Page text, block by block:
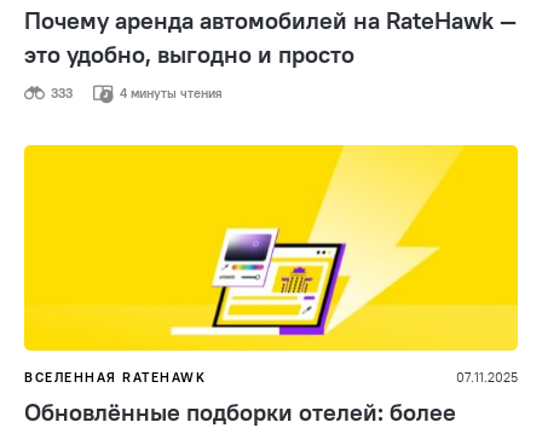
Почему аренда автомобилей на RateHawk —
это удобно, выгодно и просто
333 4 минуты чтения
ВСЕЛЕННАЯ RATEHAWK 07.11.2025
Обновлённые подборки отелей: более